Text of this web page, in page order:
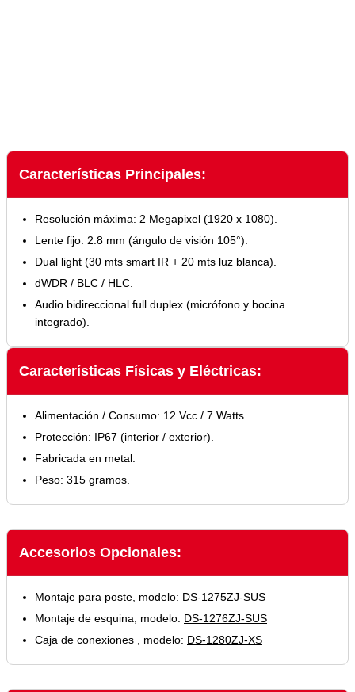
Características Principales:
Resolución máxima: 2 Megapixel (1920 x 1080).
Lente fijo: 2.8 mm (ángulo de visión 105°).
Dual light (30 mts smart IR + 20 mts luz blanca).
dWDR / BLC / HLC.
Audio bidireccional full duplex (micrófono y bocina
integrado).
Características Físicas y Eléctricas:
Alimentación / Consumo: 12 Vcc / 7 Watts.
Protección: IP67 (interior / exterior).
Fabricada en metal.
Peso: 315 gramos.
Accesorios Opcionales:
Montaje para poste, modelo: DS-1275ZJ-SUS
Montaje de esquina, modelo: DS-1276ZJ-SUS
Caja de conexiones , modelo: DS-1280ZJ-XS